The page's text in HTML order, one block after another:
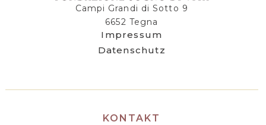
Campi Grandi di Sotto 9
6652 Tegna
Impressum
Datenschutz
KONTAKT